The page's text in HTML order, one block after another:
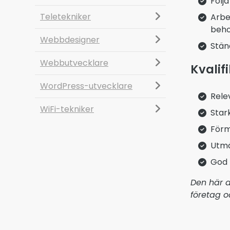
Teletekniker
Webbdesigner
Webbutvecklare
WordPress-utvecklare
WiFi-tekniker
Den här
företag